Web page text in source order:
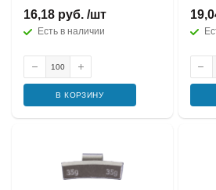
16,18 руб. /шт
Есть в наличии
В КОРЗИНУ